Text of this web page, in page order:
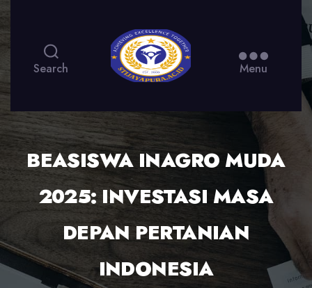
Search Menu
BEASISWA INAGRO MUDA
2025: INVESTASI MASA
DEPAN PERTANIAN
INDONESIA